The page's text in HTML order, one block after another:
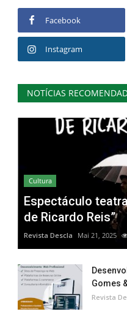
Facebook
Instagram
NOTÍCIAS
Cultura
Espectáculo
de Ricardo Reis”
Revista Descla Mai 21, 2025
Gomes
Revista